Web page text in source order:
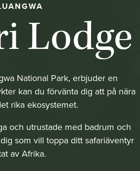
Lodge
National Park, erbjuder en
kan du förvänta dig att på nära
rika ekosystemet.
och utrustade med badrum och
som vill toppa ditt safariäventyr
av Afrika.